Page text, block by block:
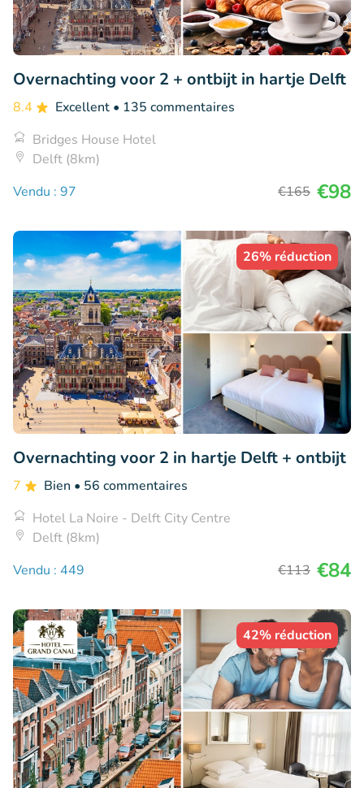
Overnachting voor 2 + ontbijt in hartje Delft
8.4 Excellent • 135 commentaires
Bridges House Hotel
Delft (8km)
Vendu : 97
€165 €98
26% réduction
Overnachting voor 2 in hartje Delft + ontbijt
7 Bien • 56 commentaires
Hotel La Noire - Delft City Centre
Delft (8km)
Vendu : 449
€113 €84
42% réduction